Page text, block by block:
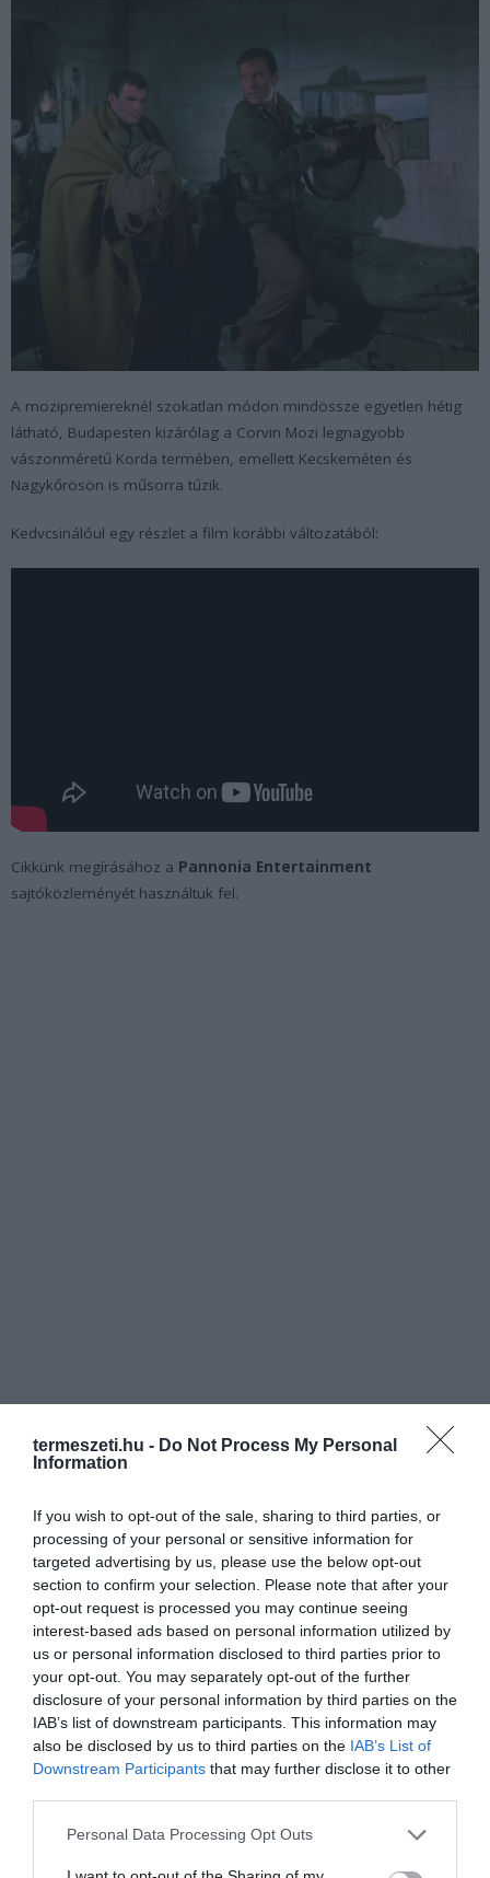
termeszeti.hu - Do Not Process My Personal
Information
If you wish to opt-out of the sale, sharing to third parties, or
processing of your personal or sensitive information for
targeted advertising by us, please use the below opt-out
section to confirm your selection. Please note that after your
opt-out request is processed you may continue seeing
interest-based ads based on personal information utilized by
us or personal information disclosed to third parties prior to
your opt-out. You may separately opt-out of the further
disclosure of your personal information by third parties on the
IAB’s list of downstream participants. This information may
also be disclosed by us to third parties on the IAB’s List of
Downstream Participants that may further disclose it to other
Please note that this website/app uses one or more Google
Personal Data Processing Opt Outs
A mozipremiereknél szokatlan módon mindössze egyetlen hétig
látható, Budapesten kizárólag a Corvin Mozi legnagyobb
vászonméretű Korda termében, emellett Kecskeméten és
Nagykőrösön is műsorra tűzik.
Kedvcsinálóul egy részlet a film korábbi változatából:
Cikkünk megírásához a Pannonia Entertainment
sajtóközleményét használtuk fel.